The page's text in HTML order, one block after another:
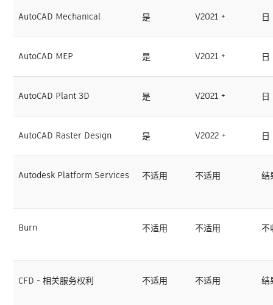
AutoCAD Mechanical 是 V2021 + 日
AutoCAD MEP 是 V2021 + 日
AutoCAD Plant 3D 是 V2021 + 日
AutoCAD Raster Design 是 V2022 + 日
Autodesk Platform Services 不适用 不适用 结
Burn 不适用 不适用 不
CFD - 相关服务权利 不适用 不适用 结